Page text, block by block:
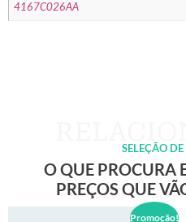
4167C026AA
SELEÇÃO
O QUE PROCURA
PREÇOS QUE
Promoção!